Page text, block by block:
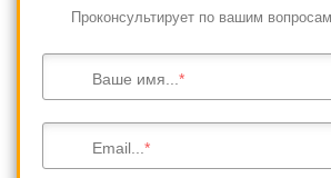
Проконсультирует по вашим вопросам
Ваше имя...
Email...